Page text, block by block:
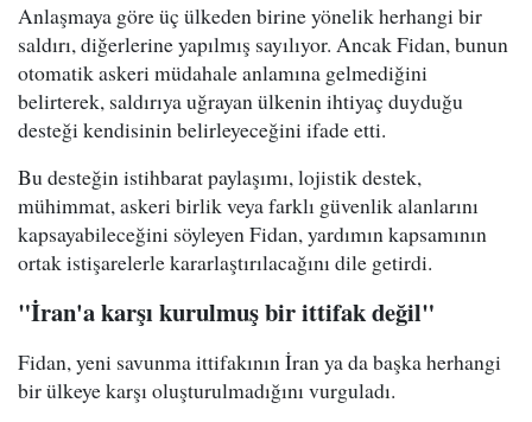
Anlaşmaya göre üç ülkeden birine yönelik herhangi bir
saldırı, diğerlerine yapılmış sayılıyor. Ancak Fidan, bunun
otomatik askeri müdahale anlamına gelmediğini
belirterek, saldırıya uğrayan ülkenin ihtiyaç duyduğu
desteği kendisinin belirleyeceğini ifade etti.
Bu desteğin istihbarat paylaşımı, lojistik destek,
mühimmat, askeri birlik veya farklı güvenlik alanlarını
kapsayabileceğini söyleyen Fidan, yardımın kapsamının
ortak istişarelerle kararlaştırılacağını dile getirdi.
"İran'a karşı kurulmuş bir ittifak değil"
Fidan, yeni savunma ittifakının İran ya da başka herhangi
bir ülkeye karşı oluşturulmadığını vurguladı.